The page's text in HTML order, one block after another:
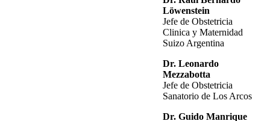
Löwenstein
Jefe de Obstetricia
Clinica y Maternidad
Suizo Argentina
Dr. Leonardo
Mezzabotta
Jefe de Obstetricia
Sanatorio de Los Arcos
Dr. Guido Manrique